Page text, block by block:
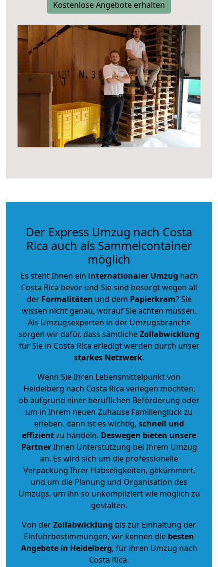
Kostenlose Angebote erhalten
Der Express Umzug nach Costa
Rica auch als Sammelcontainer
möglich
Es steht Ihnen ein internationaler Umzug nach
Costa Rica bevor und Sie sind besorgt wegen all
der Formalitäten und dem Papierkram? Sie
wissen nicht genau, worauf Sie achten müssen.
Als Umzugsexperten in der Umzugsbranche
sorgen wir dafür, dass sämtlicheZollabwicklung
für Sie in Costa Rica erledigt werden durch unser
starkes Netzwerk.
Wenn Sie Ihren Lebensmittelpunkt von
Heidelberg nach Costa Rica verlegen möchten,
ob aufgrund einer beruflichen Beförderung oder
um in Ihrem neuen Zuhause Familienglück zu
erleben, dann ist es wichtig, schnell und
effizientzu handeln. Deswegen bieten unsere
PartnerIhnen Unterstützung bei Ihrem Umzug
an. Es wird sich um die professionelle
Verpackung Ihrer Habseligkeiten, gekümmert,
und um die Planung und Organisation des
Umzugs, um ihn so unkompliziert wie möglich zu
gestalten.
Von derZollabwicklung bis zur Einhaltung der
Einfuhrbestimmungen, wir kennen die besten
Angebote in Heidelberg, für ihren Umzug nach
Costa Rica.